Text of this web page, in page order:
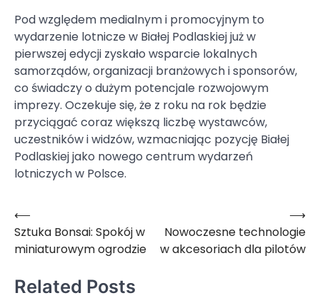
Pod względem medialnym i promocyjnym to
wydarzenie lotnicze w Białej Podlaskiej już w
pierwszej edycji zyskało wsparcie lokalnych
samorządów, organizacji branżowych i sponsorów,
co świadczy o dużym potencjale rozwojowym
imprezy. Oczekuje się, że z roku na rok będzie
przyciągać coraz większą liczbę wystawców,
uczestników i widzów, wzmacniając pozycję Białej
Podlaskiej jako nowego centrum wydarzeń
lotniczych w Polsce.
Nawigacja
wpisu
⟵
Sztuka Bonsai: Spokój w
miniaturowym ogrodzie
Nowoczesne technologie
w akcesoriach dla pilotów
⟶
Related Posts